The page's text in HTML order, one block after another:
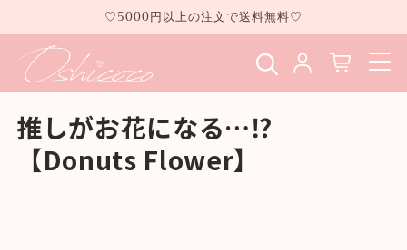
進む
♡5000円以上の注文で送料無料♡
推しがお花になる…⁉
【Donuts Flower】